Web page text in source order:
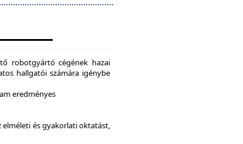
robotgyártó cégének hazai
hallgatói számára igénybe
eredményes
elméleti és gyakorlati oktatást,